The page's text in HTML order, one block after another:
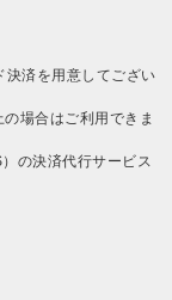
決済を用意してござい
場合はご利用できま
の決済代行サービス